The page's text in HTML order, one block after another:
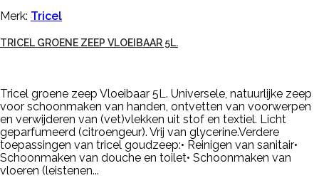
Merk: Tricel
TRICEL GROENE ZEEP VLOEIBAAR 5L.
Tricel groene zeep Vloeibaar 5L. Universele, natuurlijke zeep
voor schoonmaken van handen, ontvetten van voorwerpen
en verwijderen van (vet)vlekken uit stof en textiel. Licht
geparfumeerd (citroengeur). Vrij van glycerine.Verdere
toepassingen van tricel goudzeep:• Reinigen van sanitair•
Schoonmaken van douche en toilet• Schoonmaken van
vloeren (leistenen...